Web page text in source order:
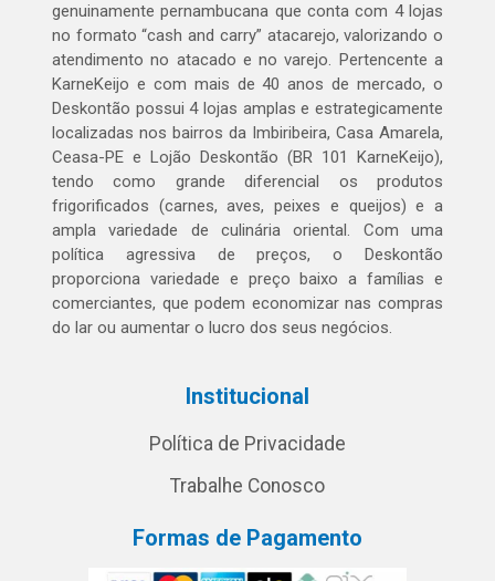
genuinamente pernambucana que conta com 4 lojas
no formato “cash and carry” atacarejo, valorizando o
atendimento no atacado e no varejo. Pertencente a
KarneKeijo e com mais de 40 anos de mercado, o
Deskontão possui 4 lojas amplas e estrategicamente
localizadas nos bairros da Imbiribeira, Casa Amarela,
Ceasa-PE e Lojão Deskontão (BR 101 KarneKeijo),
tendo como grande diferencial os produtos
frigorificados (carnes, aves, peixes e queijos) e a
ampla variedade de culinária oriental. Com uma
política agressiva de preços, o Deskontão
proporciona variedade e preço baixo a famílias e
comerciantes, que podem economizar nas compras
do lar ou aumentar o lucro dos seus negócios.
Institucional
Política de Privacidade
Trabalhe Conosco
Formas de Pagamento